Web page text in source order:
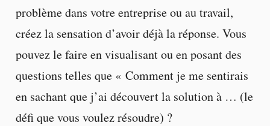
problème dans votre entreprise ou au travail,
créez la sensation d’avoir déjà la réponse. Vous
pouvez le faire en visualisant ou en posant des
questions telles que « Comment je me sentirais
en sachant que j’ai découvert la solution à … (le
défi que vous voulez résoudre) ?